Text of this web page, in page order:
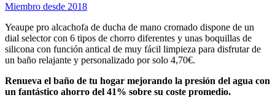
Miembro desde 2018
Yeaupe pro alcachofa de ducha de mano cromado dispone de un
dial selector con 6 tipos de chorro diferentes y unas boquillas de
silicona con función antical de muy fácil limpieza para disfrutar de
un baño relajante y personalizado por solo 4,70€.
Renueva el baño de tu hogar mejorando la presión del agua con
un fantástico ahorro del 41% sobre su coste promedio.